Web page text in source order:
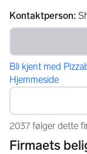
Kontaktperson:
Bli kjent med
Hjemmeside
2037 følger dette
Firmaets